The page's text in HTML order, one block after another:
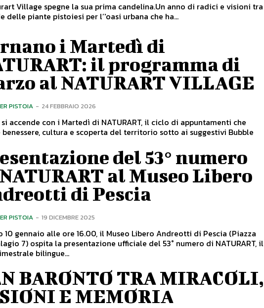
Village spegne la sua prima candelina.Un anno di radici e visioni tra
delle piante pistoiesi per l’'oasi urbana che ha...
i Martedì di
il programma di
al NATURART VILLAGE
PISTOIA - 24 FEBBRAIO 2026
accende con i Martedì di NATURART, il ciclo di appuntamenti che
benessere, cultura e scoperta del territorio sotto ai suggestivi Bubble
del 53° numero
al Museo Libero
di Pescia
PISTOIA - 19 DICEMBRE 2025
10 gennaio alle ore 16.00, il Museo Libero Andreotti di Pescia (Piazza
7) ospita la presentazione ufficiale del 53° numero di NATURART, il
bilingue...
BARONTO TRA MIRACOLI,
E MEMORIA